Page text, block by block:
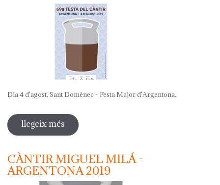
Dia 4 d'agost, Sant Domènec - Festa Major d'Argentona.
llegeix més sobre 69 festa del càntir 2019
CÀNTIR MIGUEL MILÁ -
ARGENTONA 2019